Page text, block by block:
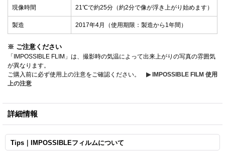
現像時間 21℃で約25分（約2分で像が浮き上がり始めます）
製造 2017年4月（使用期限：製造から1年間）
※ ご注意ください
「IMPOSSIBLE FLIM」は、撮影時の気温によって出来上がりの写真の雰囲気
が異なります。
ご購入前に必ず使用上の注意をご確認ください。
▶ IMPOSSIBLE FILM 使用
上の注意
詳細情報
Tips｜IMPOSSIBLEフィルムについて